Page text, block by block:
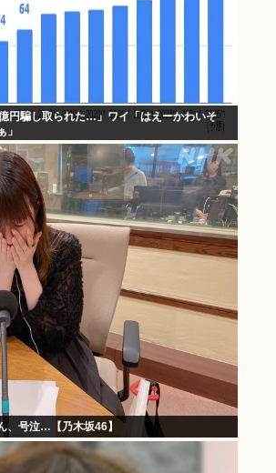
円騙し取られた…」ワイ「はえーかわいそ
」
、号泣…【乃木坂46】